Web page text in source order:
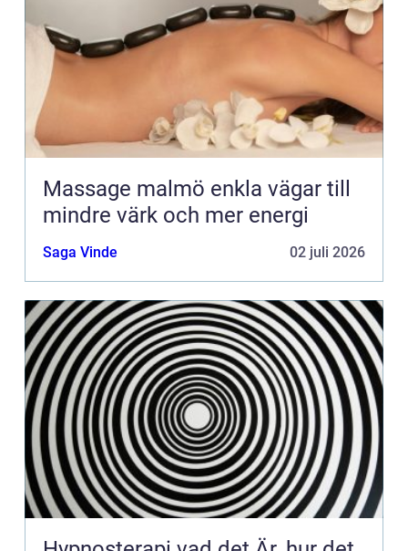
Massage malmö enkla vägar till
mindre värk och mer energi
Saga Vinde 02 juli 2026